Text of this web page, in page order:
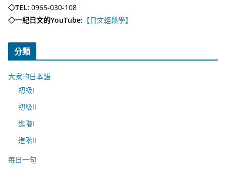
◇TEL: 0965-030-108
◇一紀日文的YouTube: 【日文輕鬆學】
分類
大家的日本語
初級I
初級II
進階I
進階II
每日一句